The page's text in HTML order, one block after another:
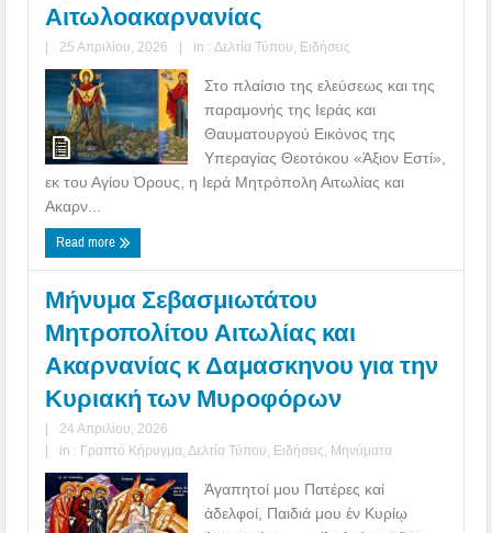
Αιτωλοακαρνανίας
| 25 Απριλίου, 2026 | in : Δελτία Τύπου Ειδήσεις
Στο πλαίσιο της ελεύσεως και της
παραμονής της Ιεράς και
Θαυματουργού Εικόνος της
Υπεραγίας Θεοτόκου «Άξιον Εστί»,
εκ του Αγίου Όρους, η Ιερά Μητρόπολη Αιτωλίας και
Ακαρν...
Read more
Μήνυμα Σεβασμιωτάτου
Μητροπολίτου Αιτωλίας και
Ακαρνανίας κ Δαμασκηνου για την
Κυριακή των Μυροφόρων
|
24 Απριλίου, 2026
|
in : Γραπτό Κήρυγμα Δελτία Τύπου Ειδήσεις Μηνύματα
Ἀγαπητοί μου Πατέρες καί
ἀδελφοί, Παιδιά μου ἐν Κυρίῳ